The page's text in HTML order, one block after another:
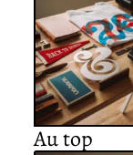
Au top